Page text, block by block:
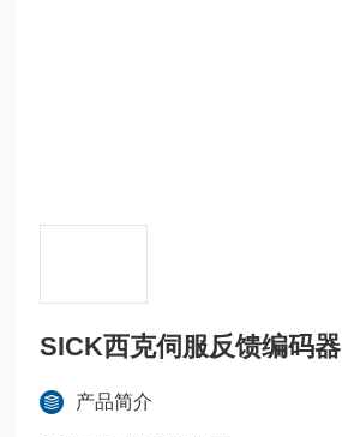
SICK西克伺服反馈编码器
产品简介